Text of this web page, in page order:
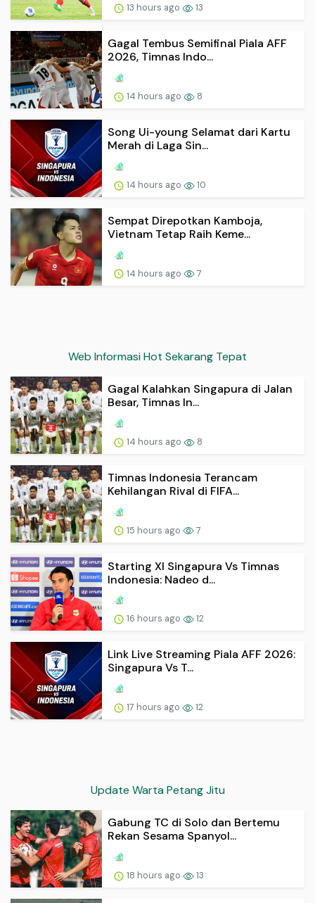
13 hours ago 13
Gagal Tembus Semifinal Piala AFF
2026, Timnas Indo...
14 hours ago 8
Song Ui-young Selamat dari Kartu
Merah di Laga Sin...
14 hours ago 10
Sempat Direpotkan Kamboja,
Vietnam Tetap Raih Keme...
14 hours ago 7
Web Informasi Hot Sekarang Tepat
Gagal Kalahkan Singapura di Jalan
Besar, Timnas In...
14 hours ago 8
Timnas Indonesia Terancam
Kehilangan Rival di FIFA...
15 hours ago 7
Starting XI Singapura Vs Timnas
Indonesia: Nadeo d...
16 hours ago 12
Link Live Streaming Piala AFF 2026:
Singapura Vs T...
17 hours ago 12
Update Warta Petang Jitu
Gabung TC di Solo dan Bertemu
Rekan Sesama Spanyol...
18 hours ago 13